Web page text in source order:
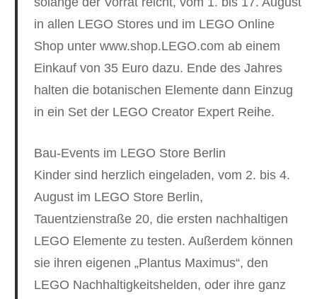
in allen LEGO Stores und im LEGO Online
Shop unter www.shop.LEGO.com ab einem
Einkauf von 35 Euro dazu. Ende des Jahres
halten die botanischen Elemente dann Einzug
in ein Set der LEGO Creator Expert Reihe.
Bau-Events im LEGO Store Berlin
Kinder sind herzlich eingeladen, vom 2. bis 4.
August im LEGO Store Berlin,
Tauentzienstraße 20, die ersten nachhaltigen
LEGO Elemente zu testen. Außerdem können
sie ihren eigenen „Plantus Maximus“, den
LEGO Nachhaltigkeitshelden, oder ihre ganz